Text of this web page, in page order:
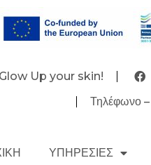
Up your skin!
Τηλέφωνο –
ΥΠΗΡΕΣΙΕΣ